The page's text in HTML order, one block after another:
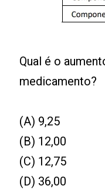
Qual é o
medicamento?
(A) 9,25
(B) 12,00
(C) 12,75
(D) 36,00